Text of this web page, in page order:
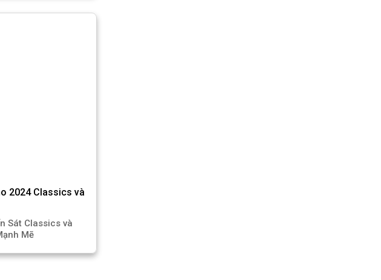
2024 Classics và
Sát Classics và
Mẽ